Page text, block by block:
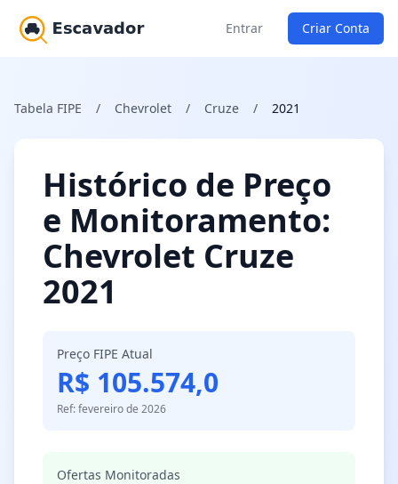
Entrar Criar Conta
Tabela FIPE / Chevrolet / Cruze / 2021
Histórico de Preço
e Monitoramento:
Chevrolet Cruze
2021
Preço FIPE Atual
R$ 105.574,0
Ref: fevereiro de 2026
Ofertas Monitoradas